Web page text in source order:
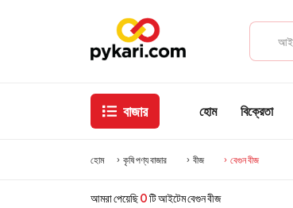
বাজার হোম বিক্রেতা
হোম কৃষি পণ্য বাজার বীজ বেগুন বীজ
আমরা পেয়েছি0টি আইটেম বেগুন বীজ